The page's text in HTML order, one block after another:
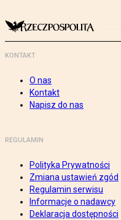
KONTAKT
O nas
Kontakt
Napisz do nas
REGULAMIN
Polityka Prywatności
Zmiana ustawień zgód
Regulamin serwisu
Informacje o nadawcy
Deklaracja dostępności